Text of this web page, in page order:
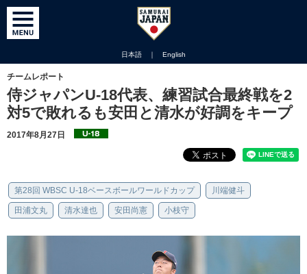
日本語 ｜ English
チームレポート
侍ジャパンU-18代表、練習試合最終戦を2
対5で敗れるも安田と清水が好調をキープ
2017年8月27日
第28回 WBSC U-18ベースボールワールドカップ 川端健斗
田浦文丸 清水達也 安田尚憲 小枝守